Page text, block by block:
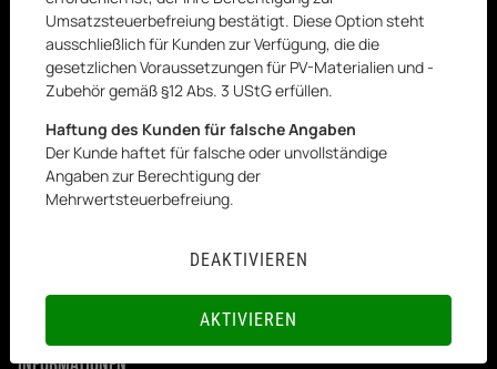
Kontakt
+ 49 (2562) 719 319
Königstraße 72, Gronau (Westfalen)
Umsatzsteuerbefreiung bestätigt. Diese Option steht
ausschließlich für Kunden zur Verfügung, die die
gesetzlichen Voraussetzungen für PV-Materialien und -
Zubehör gemäß §12 Abs. 3 UStG erfüllen.
Haftung des Kunden für falsche Angaben
Der Kunde haftet für falsche oder unvollständige
Angaben zur Berechtigung der
Mehrwertsteuerbefreiung.
DEAKTIVIEREN
AKTIVIEREN